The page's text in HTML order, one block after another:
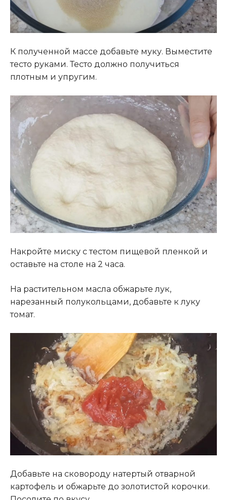
К полученной массе добавьте муку. Выместите
тесто руками. Тесто должно получиться
плотным и упругим.
Накройте миску с тестом пищевой пленкой и
оставьте на столе на 2 часа.
На растительном масла обжарьте лук,
нарезанный полукольцами, добавьте к луку
томат.
Добавьте на сковороду натертый отварной
картофель и обжарьте до золотистой корочки.